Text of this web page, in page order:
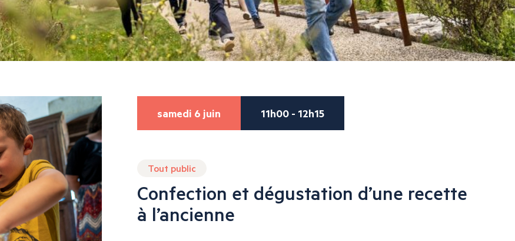
samedi 6 juin 11h00 - 12h15
Tout public
Confection et dégustation d’une recette
à l’ancienne